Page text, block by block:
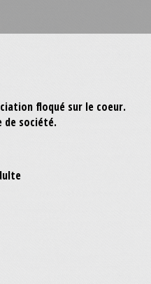
floqué sur le coeur.
de société.